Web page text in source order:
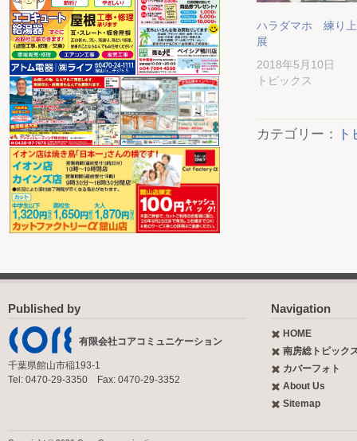
ハラダマホ 練り
展
2018年5月10日
トピックス
カテゴリー：
Published by
有限会社コアコミュニケーション
千葉県館山市稲193-1
Tel: 0470-29-3350 Fax: 0470-29-3352
Navigation
HOME
南房総トピック
カバーフォト
About Us
Sitemap